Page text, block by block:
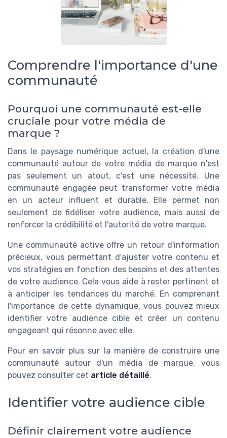
Comprendre l'importance d'une
communauté
Pourquoi une communauté est-elle
cruciale pour votre média de
marque ?
Dans le paysage numérique actuel, la création d'une
communauté autour de votre média de marque n'est
pas seulement un atout, c'est une nécessité. Une
communauté engagée peut transformer votre média
en un acteur influent et durable. Elle permet non
seulement de fidéliser votre audience, mais aussi de
renforcer la crédibilité et l'autorité de votre marque.
Une communauté active offre un retour d'information
précieux, vous permettant d'ajuster votre contenu et
vos stratégies en fonction des besoins et des attentes
de votre audience. Cela vous aide à rester pertinent et
à anticiper les tendances du marché. En comprenant
l'importance de cette dynamique, vous pouvez mieux
identifier votre audience cible et créer un contenu
engageant qui résonne avec elle.
Pour en savoir plus sur la manière de construire une
communauté autour d'un média de marque, vous
pouvez consulter cet article détaillé.
Identifier votre audience cible
Définir clairement votre audience